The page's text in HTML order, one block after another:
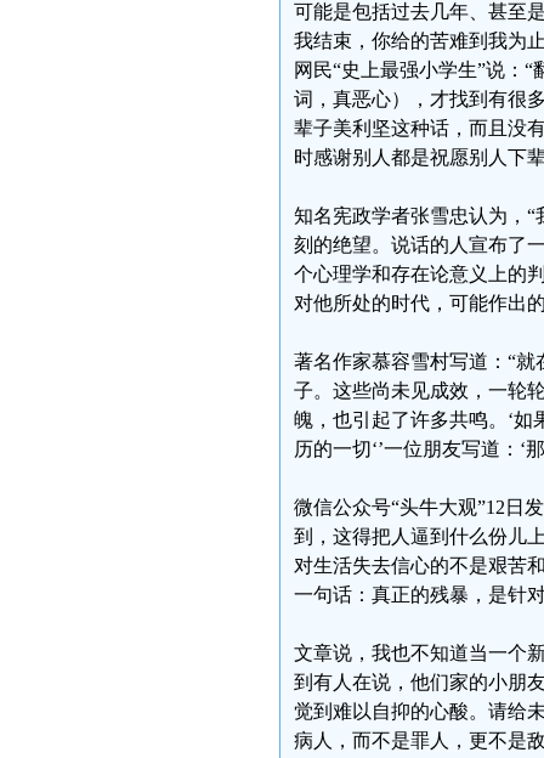
可能是包括过去几年、甚至
我结束，你给的苦难到我为
网民“史上最强小学生”说：
词，真恶心），才找到有很
辈子美利坚这种话，而且没
时感谢别人都是祝愿别人下
知名宪政学者张雪忠认为，
刻的绝望。说话的人宣布了
个心理学和存在论意义上的
对他所处的时代，可能作出
著名作家慕容雪村写道：“
子。这些尚未见成效，一轮
魄，也引起了许多共鸣。‘
历的一切‘’一位朋友写道：‘
微信公众号“头牛大观”12日
到，这得把人逼到什么份儿
对生活失去信心的不是艰苦
一句话：真正的残暴，是针
文章说，我也不知道当一个
到有人在说，他们家的小朋
觉到难以自抑的心酸。请给
病人，而不是罪人，更不是